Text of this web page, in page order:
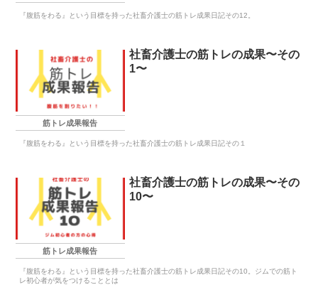
『腹筋をわる』という目標を持った社畜介護士の筋トレ成果日記その12。
筋トレ成果報告
社畜介護士の筋トレの成果〜その
1〜
『腹筋をわる』という目標を持った社畜介護士の筋トレ成果日記その１
筋トレ成果報告
社畜介護士の筋トレの成果〜その
10〜
『腹筋をわる』という目標を持った社畜介護士の筋トレ成果日記その10。ジムでの筋ト
レ初心者が気をつけることとは